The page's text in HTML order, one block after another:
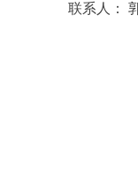
联系人：